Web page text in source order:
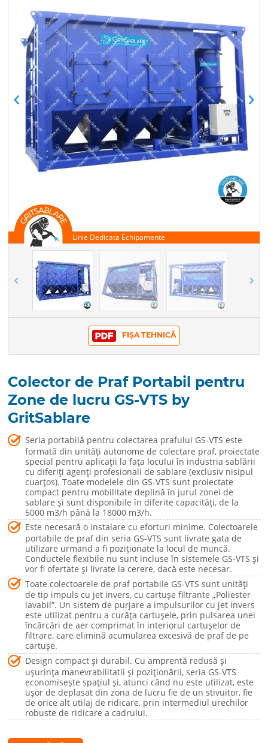
FIȘA TEHNICĂ
Colector de Praf Portabil pentru
Zone de lucru GS-VTS by
GritSablare
Seria portabilă pentru colectarea prafului GS-VTS este
formată din unități autonome de colectare praf, proiectate
special pentru aplicații la fața locului în industria sablării
cu diferiți agenți profesionali de sablare (exclusiv nisipul
cuarțos). Toate modelele din GS-VTS sunt proiectate
compact pentru mobilitate deplină în jurul zonei de
sablare și sunt disponibile în diferite capacități, de la
5000 m3/h până la 18000 m3/h.
Este necesară o instalare cu eforturi minime. Colectoarele
portabile de praf din seria GS-VTS sunt livrate gata de
utilizare urmand a fi poziționate la locul de muncă.
Conductele flexibile nu sunt incluse în sistemele GS-VTS și
vor fi ofertate și livrate la cerere, dacă este necesar.
Toate colectoarele de praf portabile GS-VTS sunt unități
de tip impuls cu jet invers, cu cartușe filtrante „Poliester
lavabil”. Un sistem de purjare a impulsurilor cu jet invers
este utilizat pentru a curăța cartușele, prin pulsarea unei
încărcări de aer comprimat în interiorul cartușelor de
filtrare, care elimină acumularea excesivă de praf de pe
cartușe.
Design compact și durabil. Cu amprentă redusă și
ușurința manevrabilitatii și poziționării, seria GS-VTS
economisește spațiul și, atunci când nu este utilizat, este
ușor de deplasat din zona de lucru fie de un stivuitor, fie
de orice alt utilaj de ridicare, prin intermediul urechilor
robuste de ridicare a cadrului.